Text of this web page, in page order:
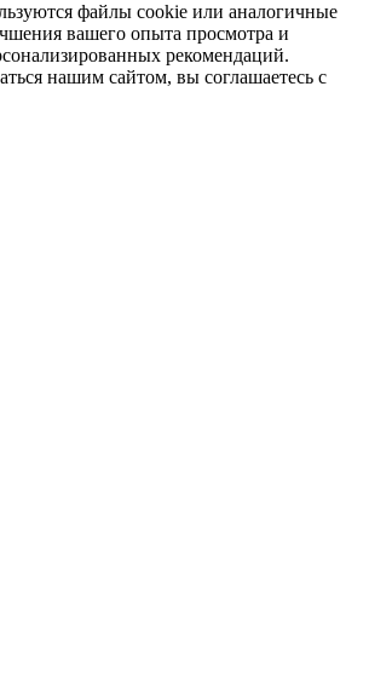
файлы cookie или аналогичные
вашего опыта просмотра и
рекомендаций.
нашим сайтом, вы соглашаетесь с